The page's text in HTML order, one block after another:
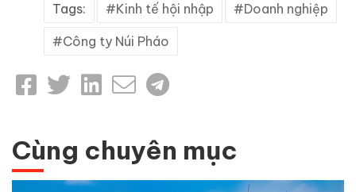
Tags: Kinh tế hội nhập Doanh nghiệp
Công ty Núi Pháo
Cùng chuyên mục